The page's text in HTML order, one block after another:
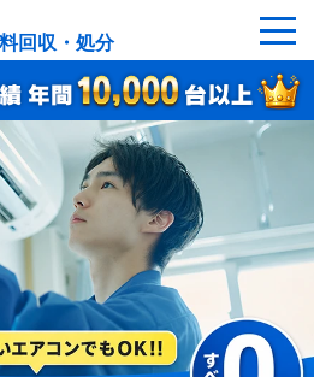
回収・処分
回収可能なエアコン
回収の流れ
運営会社
地へ無料出張